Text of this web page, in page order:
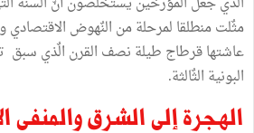
مثٌلت منطلقا لمرحلة من النٌهوض الاقتصادي
عاشتها قرطاج طيلة نصف القرن الٌذي سبق
البونية الثٌالثة.
الهجرة إلى الشرق والمنفى